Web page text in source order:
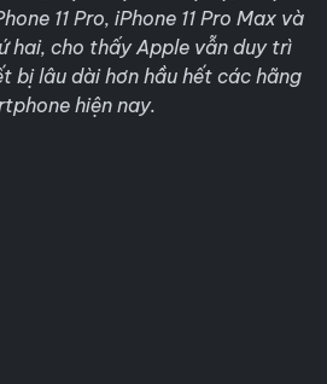
11 Pro, iPhone 11 Pro Max và
hai, cho thấy Apple vẫn duy trì
bị lâu dài hơn hầu hết các hãng
hiện nay.